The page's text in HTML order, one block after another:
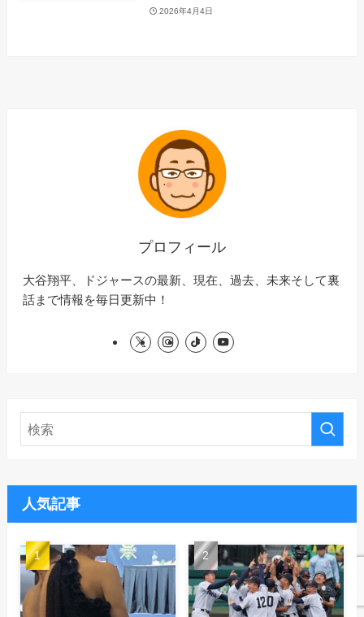
2026年4月4日
プロフィール
大谷翔平、ドジャースの最新、現在、過去、未来そして裏
話まで情報を毎日更新中！
人気記事